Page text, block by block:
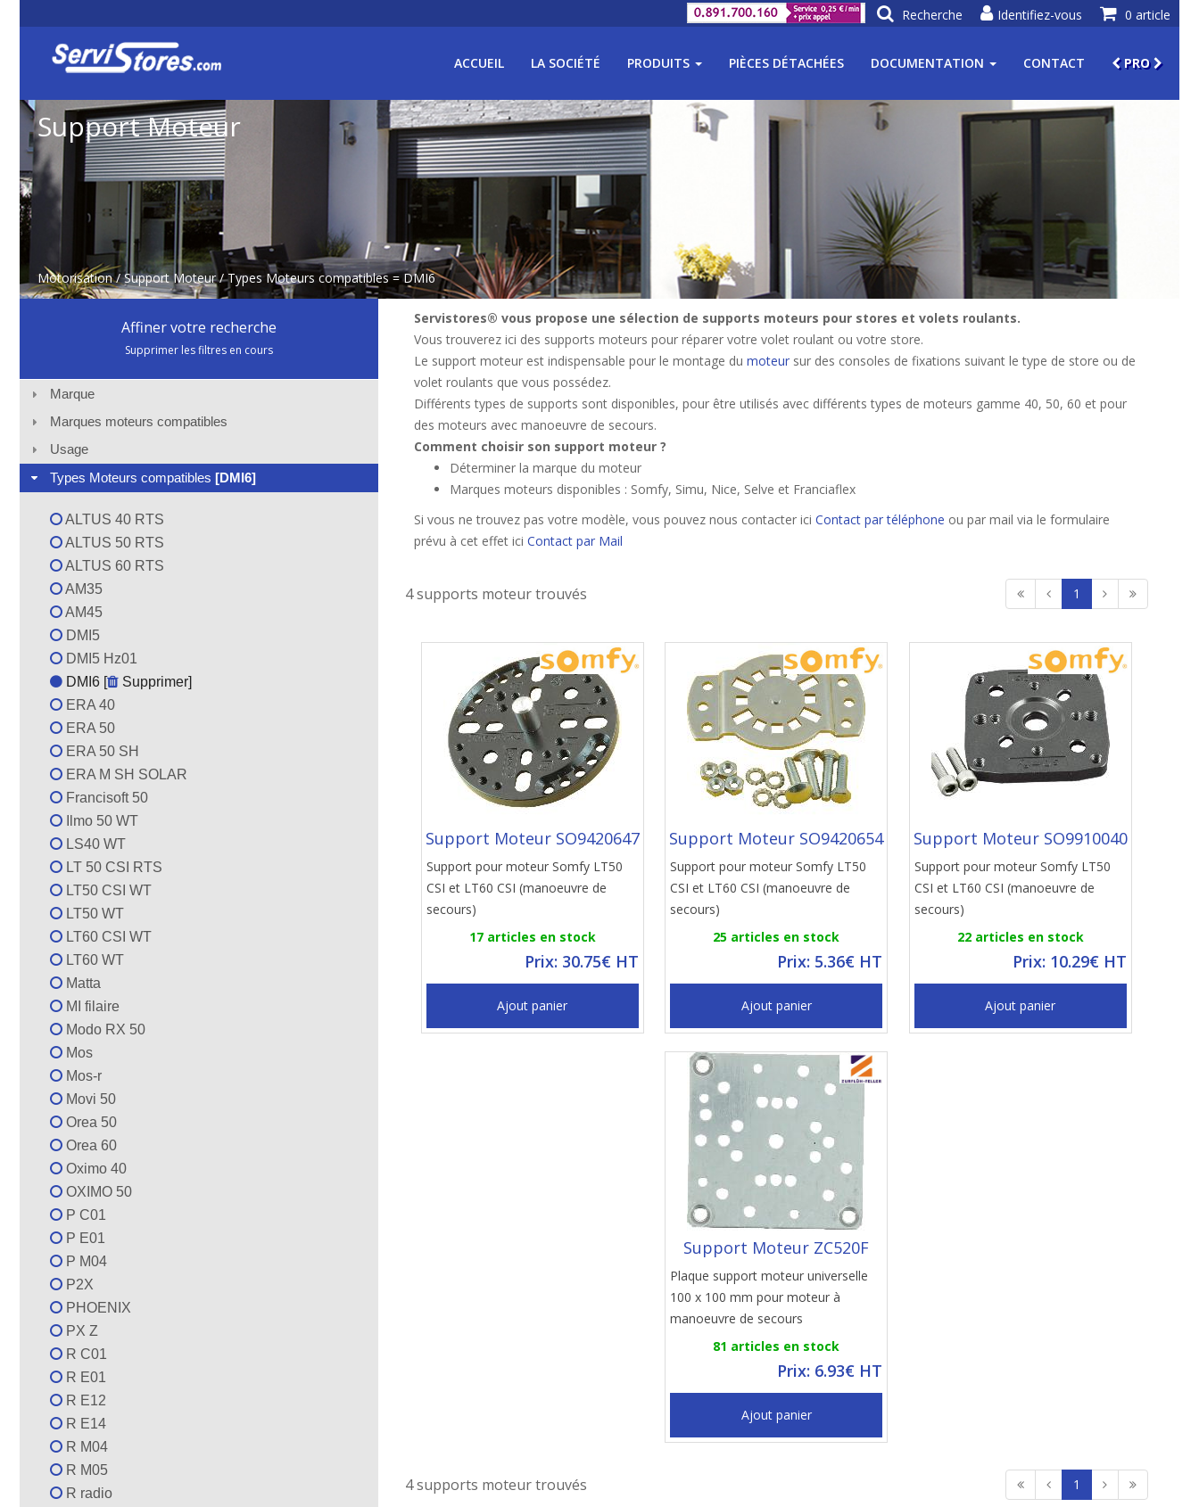
0 article
Identifiez-vous
Recherche
ACCUEIL LA SOCIÉTÉ PRODUITS PIÈCES DÉTACHÉES DOCUMENTATION CONTACT PRO
Support Moteur
Motorisation /Support Moteur / Types Moteurs compatibles = DMI6
Affiner votre recherche
Supprimer les filtres en cours
Marque
Marques moteurs compatibles
Usage
Types Moteurs compatibles [DMI6]
ALTUS 40 RTS
ALTUS 50 RTS
ALTUS 60 RTS
AM35
AM45
DMI5
DMI5 Hz01
DMI6 [
Supprimer]
ERA 40
ERA 50
ERA 50 SH
ERA M SH SOLAR
Francisoft 50
Ilmo 50 WT
LS40 WT
LT 50 CSI RTS
LT50 CSI WT
LT50 WT
LT60 CSI WT
LT60 WT
Matta
MI filaire
Modo RX 50
Mos
Mos-r
Movi 50
Orea 50
Orea 60
Oximo 40
OXIMO 50
P C01
P E01
P M04
P2X
PHOENIX
PX Z
R C01
R E01
R E12
R E14
R M04
R M05
R radio
Servistores® vous propose une sélection de supports moteurs pour stores et volets roulants.
Vous trouverez ici des supports moteurs pour réparer votre volet roulant ou votre store.
Le support moteur est indispensable pour le montage du moteursur des consoles de fixations suivant le type de store ou de
volet roulants que vous possédez.
Différents types de supports sont disponibles, pour être utilisés avec différents types de moteurs gamme 40, 50, 60 et pour
des moteurs avec manoeuvre de secours.
Comment choisir son support moteur ?
Déterminer la marque du moteur
Marques moteurs disponibles : Somfy, Simu, Nice, Selve et Franciaflex
Si vous ne trouvez pas votre modèle, vous pouvez nous contacter ici Contact par téléphone ou par mail via le formulaire
prévu à cet effet ici Contact par Mail
4 supports moteur trouvés 1
Support Moteur SO9420647
Support pour moteur Somfy LT50
CSI et LT60 CSI (manoeuvre de
secours)
17 articles en stock
Prix: 30.75€ HT
Ajout panier
Support Moteur SO9420654
Support pour moteur Somfy LT50
CSI et LT60 CSI (manoeuvre de
secours)
25 articles en stock
Prix: 5.36€ HT
Ajout panier
Support Moteur SO9910040
Support pour moteur Somfy LT50
CSI et LT60 CSI (manoeuvre de
secours)
22 articles en stock
Prix: 10.29€ HT
Ajout panier
Support Moteur ZC520F
Plaque support moteur universelle
100 x 100 mm pour moteur à
manoeuvre de secours
81 articles en stock
Prix: 6.93€ HT
Ajout panier
4 supports moteur trouvés 1